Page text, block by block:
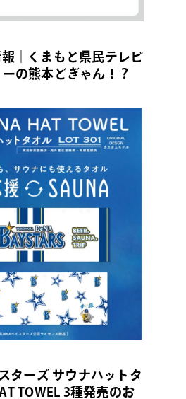
｜くまもと県民テレビ
の熊本どぎゃん！？
ターズ サウナハットタ
TOWEL 3種発売のお